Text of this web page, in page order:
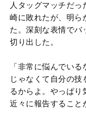
人タッグマッチだっ
崎に敗れたが、明ら
た。深刻な表情でバ
切り出した。
「非常に悩んでい
じゃなくて自分の
るからよ。やっぱ
近々に報告すること